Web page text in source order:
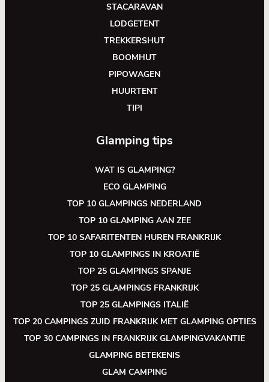
STACARAVAN
LODGETENT
TREKKERSHUT
BOOMHUT
PIPOWAGEN
HUURTENT
TIPI
Glamping tips
WAT IS GLAMPING?
ECO GLAMPING
TOP 10 GLAMPINGS NEDERLAND
TOP 10 GLAMPING AAN ZEE
TOP 10 SAFARITENTEN HUREN FRANKRIJK
TOP 10 GLAMPINGS IN KROATIË
TOP 25 GLAMPINGS SPANJE
TOP 25 GLAMPINGS FRANKRIJK
TOP 25 GLAMPINGS ITALIË
TOP 20 CAMPINGS ZUID FRANKRIJK MET GLAMPING OPTIES
TOP 30 CAMPINGS IN FRANKRIJK GLAMPINGVAKANTIE
GLAMPING BETEKENIS
GLAM CAMPING